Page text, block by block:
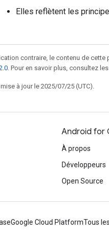
Elles reflètent les
contraire, le contenu de cette
. Pour en savoir plus, consultez les
à jour le 2025/07/25 (UTC).
Android for
À propos
Développeurs
Open Source
Google Cloud PlatformTous